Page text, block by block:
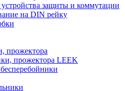
защиты и коммутации
на DIN рейку
прожектора
прожектора LEEK